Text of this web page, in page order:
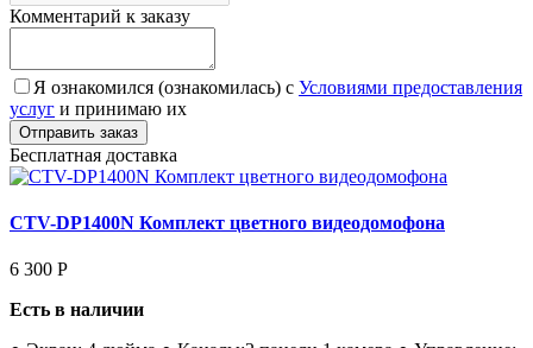
Комментарий к заказу
Я ознакомился (ознакомилась) с Условиями предоставления
услуг и принимаю их
Бесплатная доставка
CTV-DP1400N Комплект цветного видеодомофона
6 300 Р
Есть в наличии